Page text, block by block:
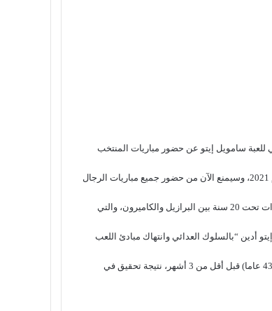
للعبة سامويل إيتو عن حضور مباريات المنتخب
ويشغل مهاجم برشلونة السابق منصب رئيس الاتحاد الكاميروني لكرة القدم منذ عام 2021، وسيمنع الآن من حضور جميع مباريات الرجال
وقال الفيفا في بيان “تم فرض العقوبة فيما يتعلق بمباراة دور 16 لكأس العالم للسيدات تحت 20 سنة بين البرازيل والكاميرون، والتي
أدين “بالسلوك العدائي وانتهاك مبادئ اللعب
ويأتي الإيقاف في أعقاب غرامة فرضها الاتحاد الأفريقي لكرة القدم (كاف) على إيتو (43 عاما) قبل أقل من 3 أشهر، نتيجة تحقيق في